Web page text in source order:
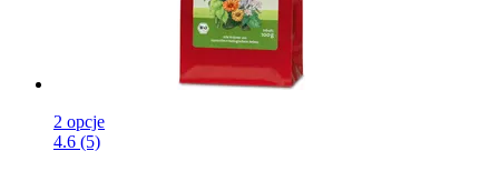
2 opcje
4.6 (5)